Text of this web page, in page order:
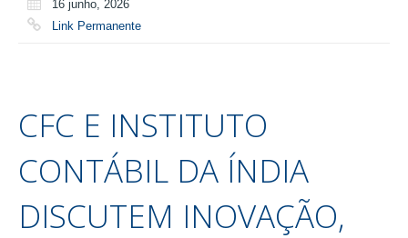
16 junho, 2026
Link Permanente
CFC E INSTITUTO
CONTÁBIL DA ÍNDIA
DISCUTEM INOVAÇÃO,